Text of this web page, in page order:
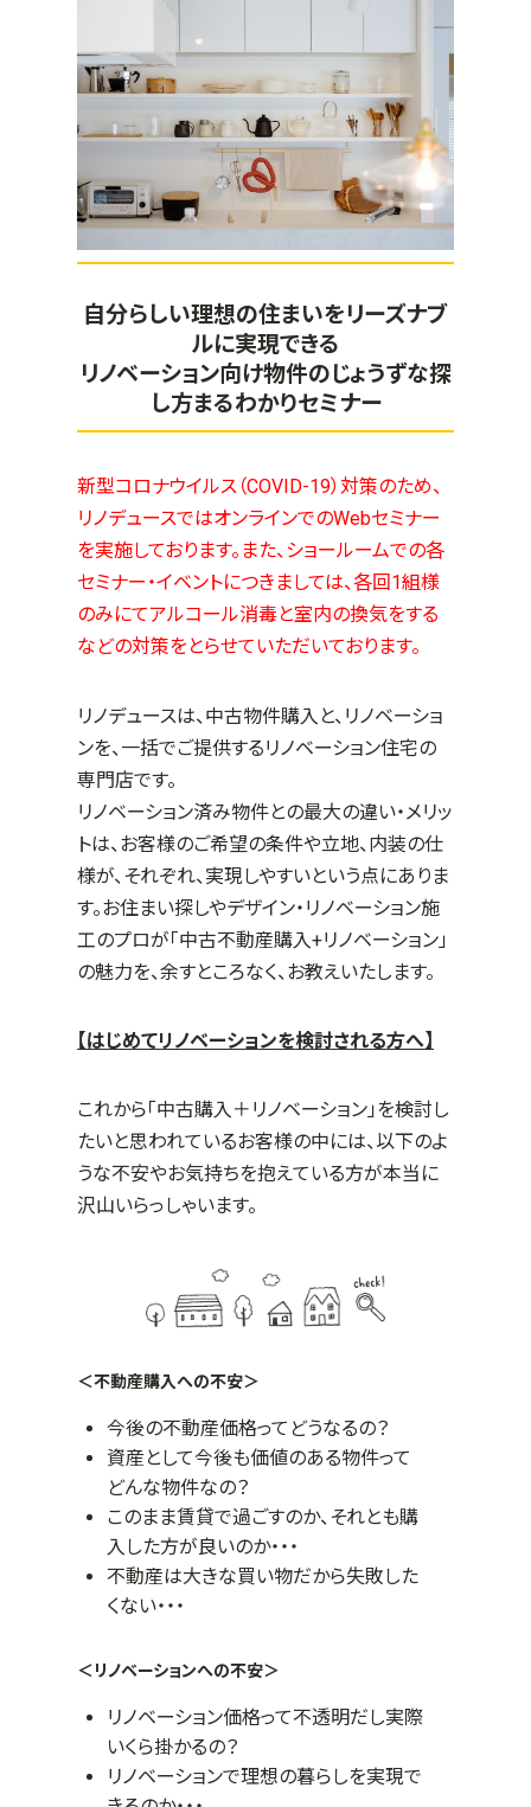
自分らしい理想の住まいをリーズナブ
ルに実現できる
リノベーション向け物件のじょうずな探
し方まるわかりセミナー
新型コロナウイルス（COVID-19）対策のため、
リノデュースではオンラインでのWebセミナー
を実施しております。また、ショールームでの各
セミナー・イベントにつきましては、各回1組様
のみにてアルコール消毒と室内の換気をする
などの対策をとらせていただいております。
リノデュースは、中古物件購入と、リノベーショ
ンを、一括でご提供するリノベーション住宅の
専門店です。
リノベーション済み物件との最大の違い・メリッ
トは、お客様のご希望の条件や立地、内装の仕
様が、それぞれ、実現しやすいという点にありま
す。お住まい探しやデザイン・リノベーション施
工のプロが「中古不動産購入+リノベーション」
の魅力を、余すところなく、お教えいたします。
【はじめてリノベーションを検討される方へ】
これから「中古購入＋リノベーション」を検討し
たいと思われているお客様の中には、以下のよ
うな不安やお気持ちを抱えている方が本当に
沢山いらっしゃいます。
＜不動産購入への不安＞
今後の不動産価格ってどうなるの？
資産として今後も価値のある物件って
どんな物件なの？
このまま賃貸で過ごすのか、それとも購
入した方が良いのか・・・
不動産は大きな買い物だから失敗した
くない・・・
＜リノベーションへの不安＞
リノベーション価格って不透明だし実際
いくら掛かるの？
リノベーションで理想の暮らしを実現で